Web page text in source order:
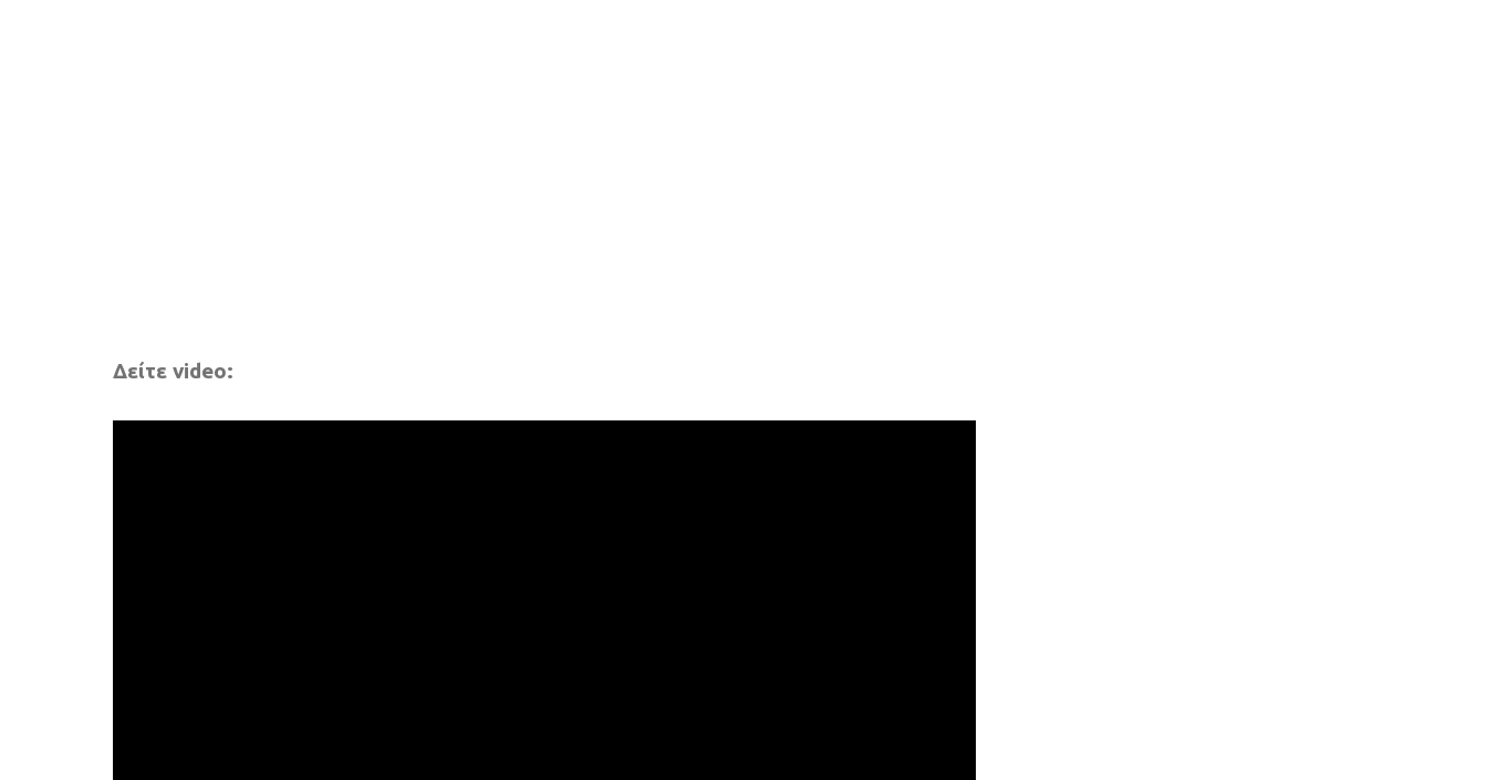
Δείτε video: